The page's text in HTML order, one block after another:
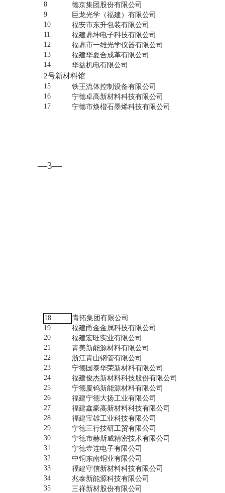
8
德京集团股份有限公司
9
巨龙光学（福建）有限公司
10
福安市东升包装有限公司
11
福建鼎坤电子科技有限公司
12
福鼎市一雄光学仪器有限公司
13
福建华夏合成革有限公司
14
华益机电有限公司
2号新材料馆
15
铁王流体控制设备有限公司
16
宁德卓高新材料科技有限公司
17
宁德市焕楷石墨烯科技有限公司
—3—
18
青拓集团有限公司
19
福建甬金金属科技有限公司
20
福建宏旺实业有限公司
21
青美新能源材料有限公司
22
浙江青山钢管有限公司
23
宁德国泰华荣新材料有限公司
24
福建俊杰新材料科技股份有限公司
25
宁德厦钨新能源材料有限公司
26
福建宁德大扬工业有限公司
27
福建鑫豪高新材料科技有限公司
28
福建宝雄工业科技有限公司
29
宁德三行技研工贸有限公司
30
宁德市赫斯威精密技术有限公司
31
宁德壹连电子有限公司
32
中铜东南铜业有限公司
33
福建守信新材料科技有限公司
34
兆泰新能源科技有限公司
35
三祥新材股份有限公司